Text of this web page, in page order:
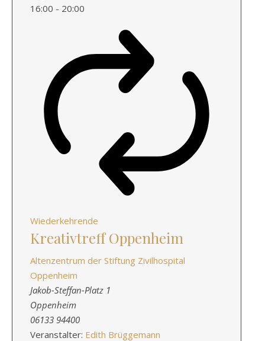
16:00 - 20:00
Wiederkehrende
Kreativtreff Oppenheim
Altenzentrum der Stiftung Zivilhospital
Oppenheim
Jakob-Steffan-Platz 1
Oppenheim
06133 94400
Veranstalter: Edith Brüggemann